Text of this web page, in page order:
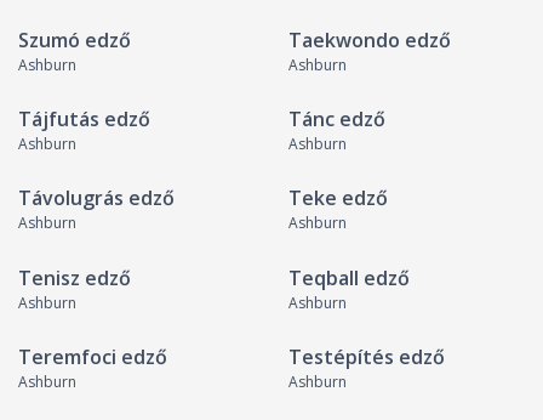
Szumó edző
Ashburn
Taekwondo edző
Ashburn
Tájfutás edző
Ashburn
Tánc edző
Ashburn
Távolugrás edző
Ashburn
Teke edző
Ashburn
Tenisz edző
Ashburn
Teqball edző
Ashburn
Teremfoci edző
Ashburn
Testépítés edző
Ashburn